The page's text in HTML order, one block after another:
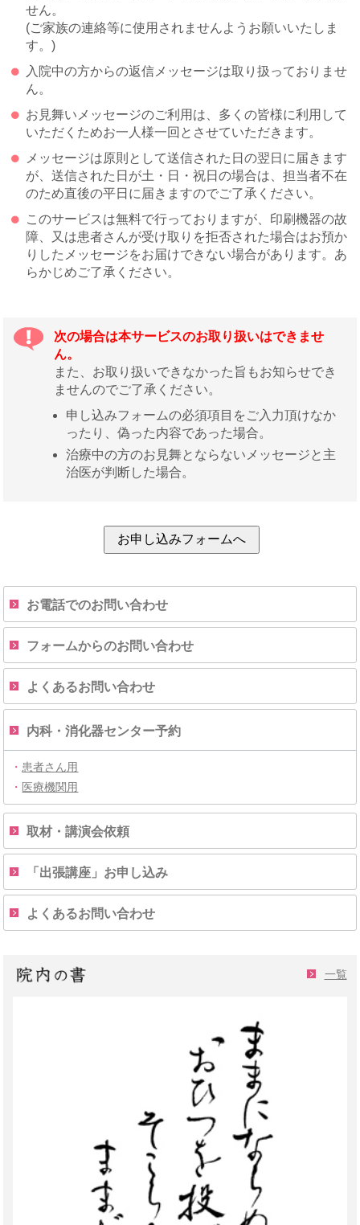
せん。
(ご家族の連絡等に使用されませんようお願いいたしま
す。)
入院中の方からの返信メッセージは取り扱っておりませ
ん。
お見舞いメッセージのご利用は、多くの皆様に利用して
いただくためお一人様一回とさせていただきます。
メッセージは原則として送信された日の翌日に届きます
が、送信された日が土・日・祝日の場合は、担当者不在
のため直後の平日に届きますのでご了承ください。
このサービスは無料で行っておりますが、印刷機器の故
障、又は患者さんが受け取りを拒否された場合はお預か
りしたメッセージをお届けできない場合があります。あ
らかじめご了承ください。
次の場合は本サービスのお取り扱いはできませ
ん。
また、お取り扱いできなかった旨もお知らせでき
ませんのでご了承ください。
申し込みフォームの必須項目をご入力頂けなか
ったり、偽った内容であった場合。
治療中の方のお見舞とならないメッセージと主
治医が判断した場合。
お電話でのお問い合わせ
フォームからのお問い合わせ
よくあるお問い合わせ
内科・消化器センター予約
・ 患者さん用
・ 医療機関用
取材・講演会依頼
「出張講座」お申し込み
よくあるお問い合わせ
一覧